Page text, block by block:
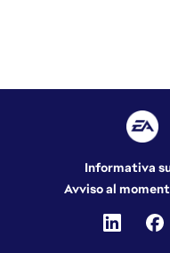
Informativa
Avviso al